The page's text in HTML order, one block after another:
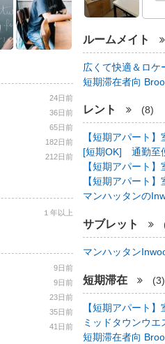
24日前
36日前
65日前
182日前
212日前
１年以上
9日前
9日前
23日前
35日前
41日前
ルームメイト
広くて快適＆ロケ
短期滞在者向
レント (8)
【短期アパート
[短期OK] 通勤至
【短期アパート
【短期アパート
マンハッタンの
サブレット
マンハッタン
短期滞在 (3)
【短期アパート
ミッドタウンウエ
短期滞在者向